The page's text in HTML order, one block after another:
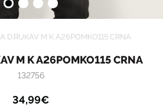
D.RUKAV M K A26POMKO115 CRNA
M K A26POMKO115 CRNA
132756
34,99€